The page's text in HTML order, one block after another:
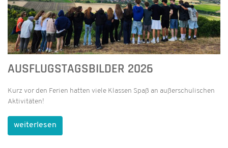
AUSFLUGSTAGSBILDER 2026
Kurz vor den Ferien hatten viele Klassen Spaß an außerschulischen
Aktivitäten!
weiterlesen